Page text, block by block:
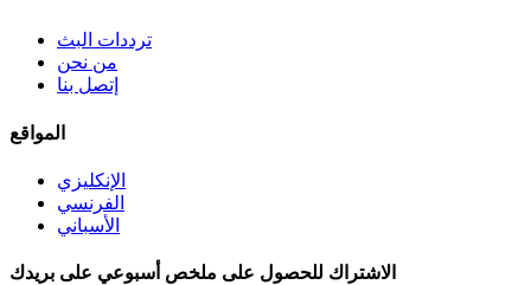
ترددات البث
من نحن
إتصل بنا
المواقع
الإنكليزي
الفرنسي
الأسباني
الاشتراك للحصول على ملخص أسبوعي على بريدك